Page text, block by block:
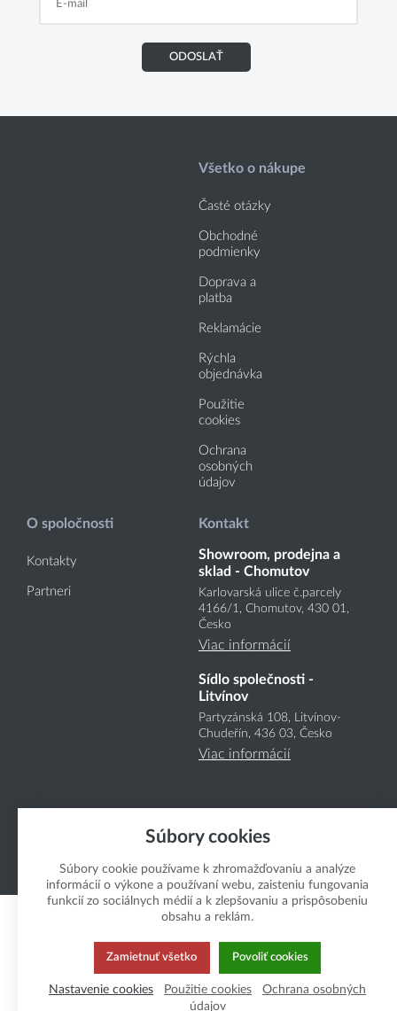
ODOSLAŤ
Všetko o nákupe
Časté otázky
Obchodné
podmienky
Doprava a
platba
Reklamácie
Rýchla
objednávka
Použitie
cookies
Ochrana
osobných
údajov
O spoločnosti
Kontakty
Partneri
Kontakt
Showroom, prodejna a
sklad - Chomutov
Karlovarská ulice č.parcely
4166/1, Chomutov, 430 01,
Česko
Viac informácií
Sídlo společnosti -
Litvínov
Partyzánská 108, Litvínov-
Chudeřín, 436 03, Česko
Viac informácií
Copyright Boukal.SK 2026
Súbory cookies
Súbory cookie používame k zhromažďovaniu a analýze
informácií o výkone a používaní webu, zaisteniu fungovania
funkcií zo sociálnych médií a k zlepšovaniu a prispôsobeniu
obsahu a reklám.
Zamietnuť všetko Povoliť cookies
Nastavenie cookies Použitie cookies
Ochrana osobných
údajov